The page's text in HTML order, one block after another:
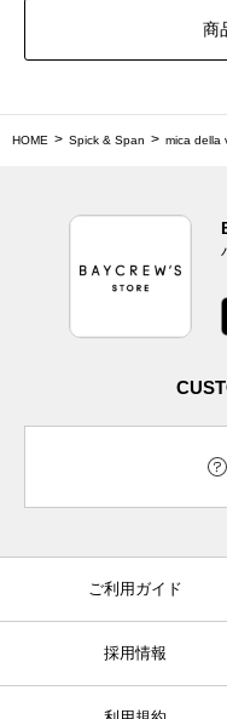
商
HOME Spick & Span mica della
ご利用ガイド
採用情報